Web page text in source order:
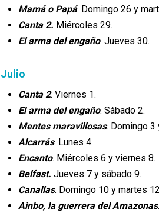
Mamá o Papá. Domingo 26 y
Canta 2. Miércoles 29.
El arma del engaño. Jueves 30.
Julio
Canta 2. Viernes 1.
El arma del engaño. Sábado 2.
Mentes maravillosas. Domingo 3
Alcarrás. Lunes 4.
Encanto. Miércoles 6 y viernes 8.
Belfast. Jueves 7 y sábado 9.
Canallas. Domingo 10 y martes
Ainbo, la guerrera del Amazonas